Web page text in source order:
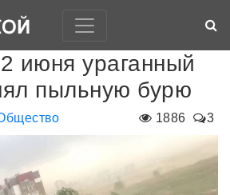
июня ураганный
пыльную бурю
1886 3